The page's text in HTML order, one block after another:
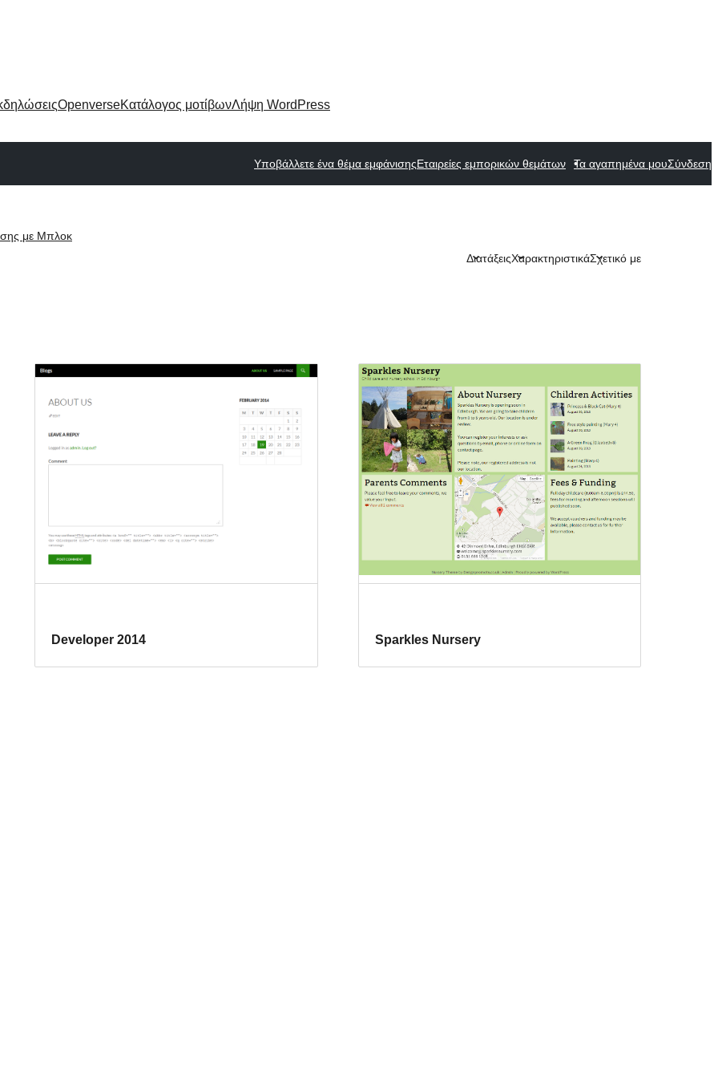
OpenverseΚατάλογος μοτίβωνΛήψη WordPress
Υποβάλλετε ένα θέμα εμφάνισηςΕταιρείες εμπορικών θεμάτων Τα αγαπημένα μουΣύνδεση
με Μπλοκ
ΔιατάξειςΧαρακτηριστικάΣχετικό με
Developer 2014 Sparkles Nursery